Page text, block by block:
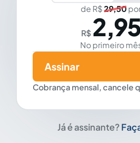
de R$29,50
R$ 2,95
No primeiro
Cobrança mensal, cancele
Assinar
Já é assinante?